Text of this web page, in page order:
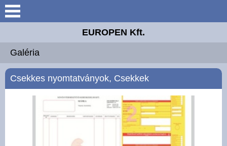
Bemutatkozás
Munkatársak
Termékeink
EUROPEN Kft.
Galéria
Csekkes nyomtatványok, Csekkek